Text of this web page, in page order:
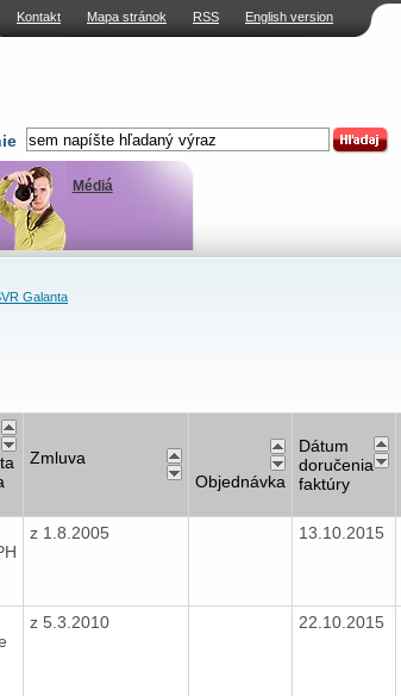
Kontakt Mapa stránok RSS English version
Médiá
Galanta
Zmluva
Objednávka
Dátum
doručenia
faktúry
z 1.8.2005 13.10.2015
z 5.3.2010 22.10.2015